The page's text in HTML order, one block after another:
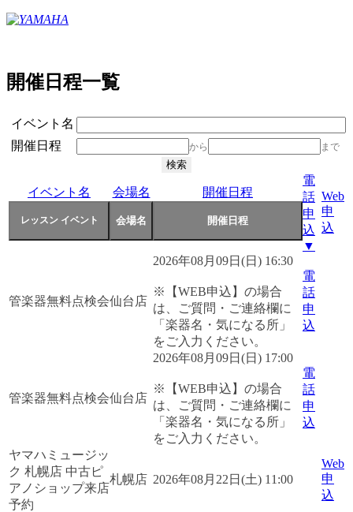
開催日程一覧
イベント名
開催日程
から まで
イベント名 会場名 開催日程
電
話
申
込
▼
Web
申
込
管楽器無料点検会仙台店
2026年08月09日(日) 16:30
※【WEB申込】の場合
は、ご質問・ご連絡欄に
「楽器名・気になる所」
をご入力ください。
電
話
申
込
管楽器無料点検会仙台店
2026年08月09日(日) 17:00
※【WEB申込】の場合
は、ご質問・ご連絡欄に
「楽器名・気になる所」
をご入力ください。
電
話
申
込
ヤマハミュージッ
ク 札幌店 中古ピ
アノショップ来店
予約
札幌店 2026年08月22日(土) 11:00
Web
申
込